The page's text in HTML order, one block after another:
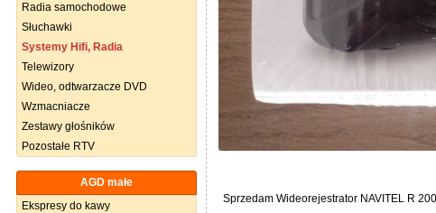
Radia samochodowe
Słuchawki
Systemy Hifi, Radia
Telewizory
Wideo, odtwarzacze DVD
Wzmacniacze
Zestawy głośników
Pozostałe RTV
AGD małe
Ekspresy do kawy
Sprzedam Wideorejestrator NAVITEL R